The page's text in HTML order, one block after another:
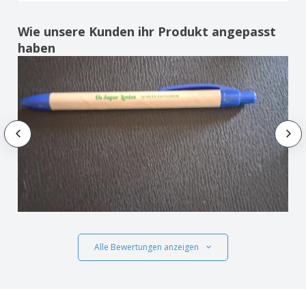
Wie unsere Kunden ihr Produkt angepasst
haben
Alle Bewertungen anzeigen